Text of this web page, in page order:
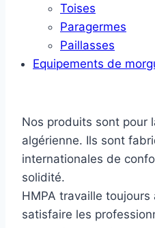
Toises
Paragermes
Paillasses
Equipements de
Nos produits sont pour
algérienne. Ils sont
internationales de
solidité.
HMPA travaille toujours
satisfaire les